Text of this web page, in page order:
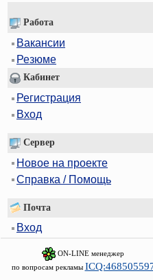
Работа
Вакансии
Резюме
Кабинет
Регистрация
Вход
Сервер
Новое на проекте
Справка / Помощь
Почта
Вход
ON-LINE менеджер
по вопросам рекламы